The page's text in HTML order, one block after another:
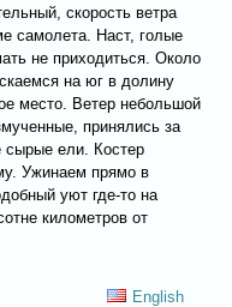
скорость ветра
самолета. Наст, голые
не приходиться. Около
на юг в долину
место. Ветер небольшой
принялись за
сырые ели. Костер
Ужинаем прямо в
уют где-то на
километров от
English